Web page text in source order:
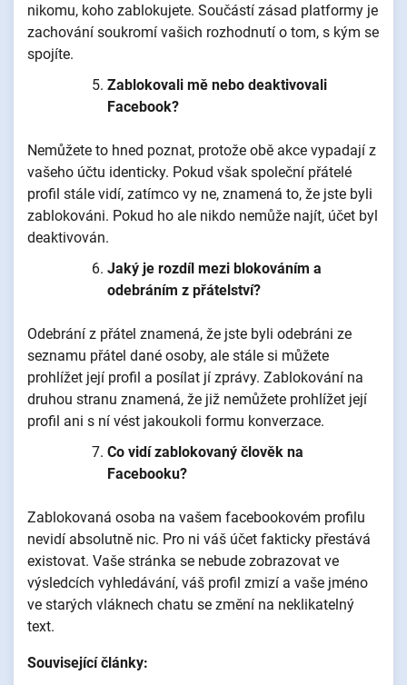
nikomu, koho zablokujete. Součástí zásad platformy je
zachování soukromí vašich rozhodnutí o tom, s kým se
spojíte.
Zablokovali mě nebo deaktivovali
Facebook?
Nemůžete to hned poznat, protože obě akce vypadají z
vašeho účtu identicky. Pokud však společní přátelé
profil stále vidí, zatímco vy ne, znamená to, že jste byli
zablokováni. Pokud ho ale nikdo nemůže najít, účet byl
deaktivován.
Jaký je rozdíl mezi blokováním a
odebráním z přátelství?
Odebrání z přátel znamená, že jste byli odebráni ze
seznamu přátel dané osoby, ale stále si můžete
prohlížet její profil a posílat jí zprávy. Zablokování na
druhou stranu znamená, že již nemůžete prohlížet její
profil ani s ní vést jakoukoli formu konverzace.
Co vidí zablokovaný člověk na
Facebooku?
Zablokovaná osoba na vašem facebookovém profilu
nevidí absolutně nic. Pro ni váš účet fakticky přestává
existovat. Vaše stránka se nebude zobrazovat ve
výsledcích vyhledávání, váš profil zmizí a vaše jméno
ve starých vláknech chatu se změní na neklikatelný
text.
Související články: